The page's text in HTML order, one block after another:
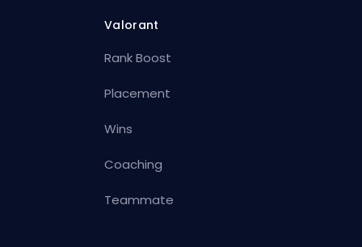
Valorant
Rank Boost
Placement
Wins
Coaching
Teammate